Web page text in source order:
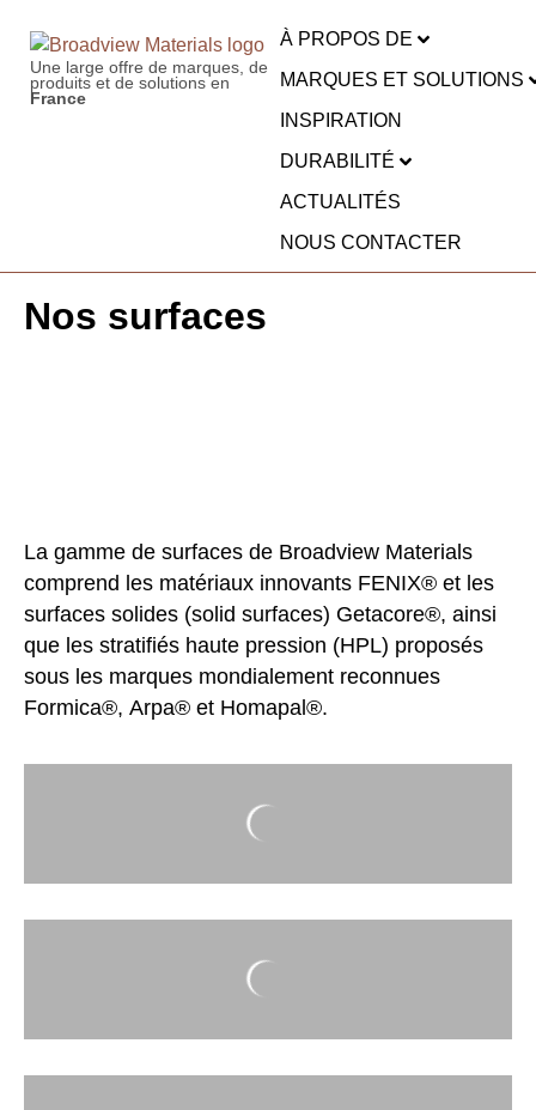
Une large offre de marques, de
produits et de solutions en
France
À PROPOS DE
MARQUES ET SOLUTIONS
INSPIRATION
DURABILITÉ
ACTUALITÉS
NOUS CONTACTER
Nos surfaces
La gamme de surfaces de Broadview Materials
comprend les matériaux innovants FENIX® et les
surfaces solides (solid surfaces) Getacore®, ainsi
que les stratifiés haute pression (HPL) proposés
sous les marques mondialement reconnues
Formica®, Arpa® et Homapal®.